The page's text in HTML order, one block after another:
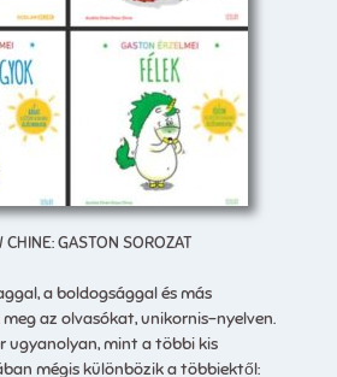
CHINE: GASTON SOROZAT
a boldogsággal és más
az olvasókat, unikornis-nyelven.
ugyanolyan, mint a többi kis
mégis különbözik a többiektől: